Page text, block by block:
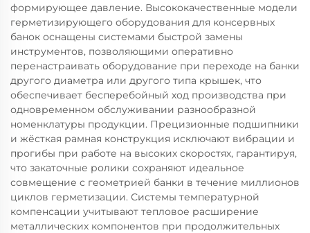
формирующее давление. Высококачественные модели
герметизирующего оборудования для консервных
банок оснащены системами быстрой замены
инструментов, позволяющими оперативно
перенастраивать оборудование при переходе на банки
другого диаметра или другого типа крышек, что
обеспечивает бесперебойный ход производства при
одновременном обслуживании разнообразной
номенклатуры продукции. Прецизионные подшипники
и жёсткая рамная конструкция исключают вибрации и
прогибы при работе на высоких скоростях, гарантируя,
что закаточные ролики сохраняют идеальное
совмещение с геометрией банки в течение миллионов
циклов герметизации. Системы температурной
компенсации учитывают тепловое расширение
металлических компонентов при продолжительных